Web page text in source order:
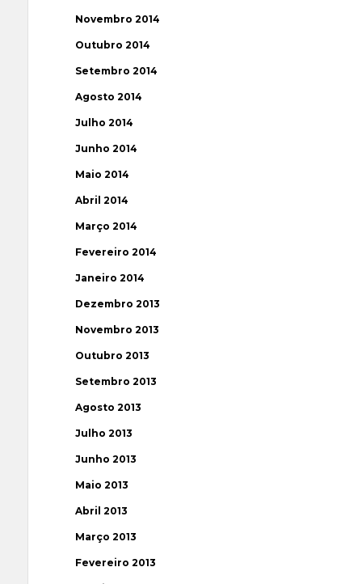
Novembro 2014
Outubro 2014
Setembro 2014
Agosto 2014
Julho 2014
Junho 2014
Maio 2014
Abril 2014
Março 2014
Fevereiro 2014
Janeiro 2014
Dezembro 2013
Novembro 2013
Outubro 2013
Setembro 2013
Agosto 2013
Julho 2013
Junho 2013
Maio 2013
Abril 2013
Março 2013
Fevereiro 2013